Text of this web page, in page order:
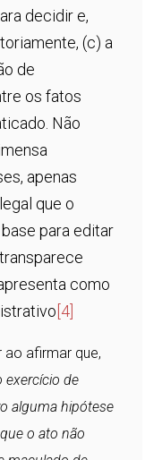
decidir e,
(c) a
de
os fatos
Não
apenas
que o
para editar
como
[4]
ao afirmar que,
exercício de
alguma hipótese
o ato não